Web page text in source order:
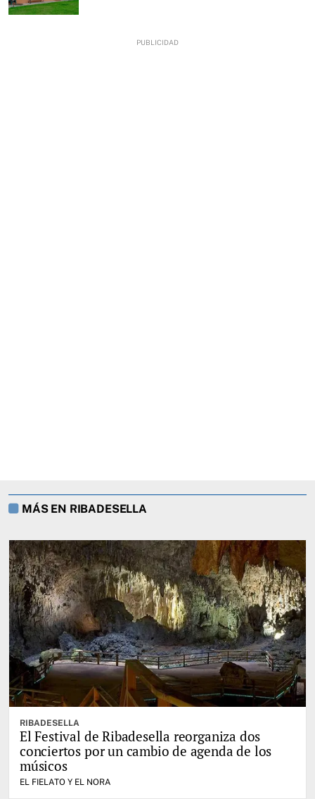
MÁS EN RIBADESELLA
RIBADESELLA
El Festival de Ribadesella reorganiza dos
conciertos por un cambio de agenda de los
músicos
EL FIELATO Y EL NORA